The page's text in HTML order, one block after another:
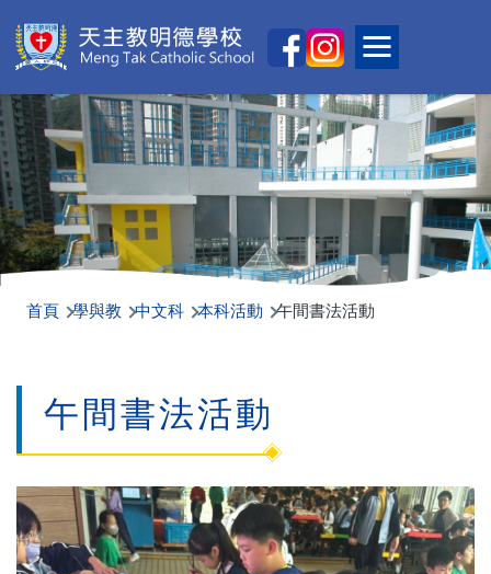
Toggle
Main
首頁 學與教 中文科 本科活動 午間書法活動
午間書法活動